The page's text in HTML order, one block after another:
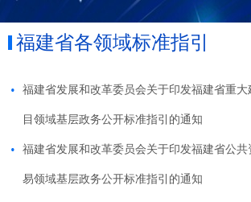
福建省各领域标准指引
福建省发展和改革委员会关于印发福建省重大
目领域基层政务公开标准指引的通知
福建省发展和改革委员会关于印发福建省公共
易领域基层政务公开标准指引的通知